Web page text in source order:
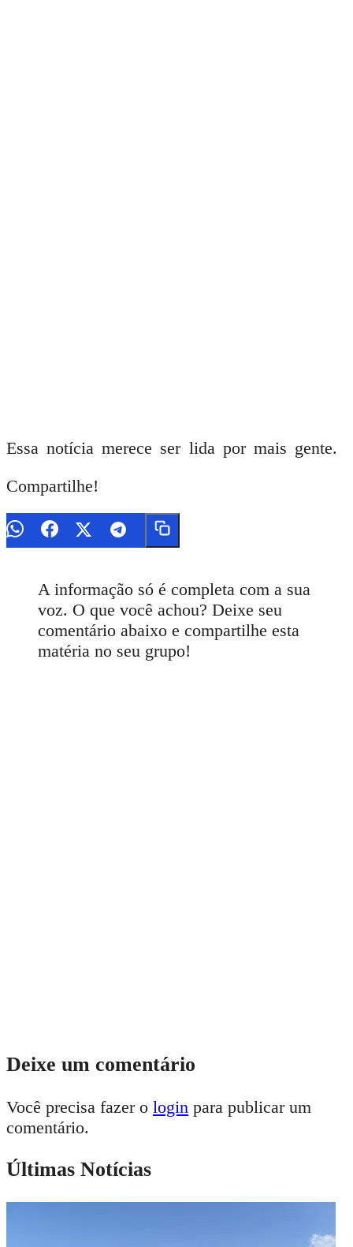
Essa notícia merece ser lida por mais gente.
Compartilhe!
A informação só é completa com a sua
voz. O que você achou? Deixe seu
comentário abaixo e compartilhe esta
matéria no seu grupo!
Deixe um comentário
Você precisa fazer o login para publicar um
comentário.
Últimas Notícias